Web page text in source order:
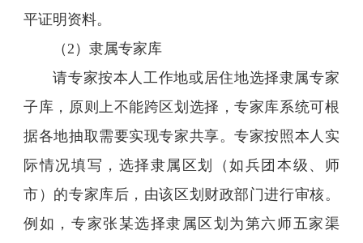
平证明资料。
（2）隶属专家库
请专家按本人工作地或居住地选择隶属专家
子库，原则上不能跨区划选择，专家库系统可根
据各地抽取需要实现专家共享。专家按照本人实
际情况填写，选择隶属区划（如兵团本级、师
市）的专家库后，由该区划财政部门进行审核。
例如，专家张某选择隶属区划为第六师五家渠